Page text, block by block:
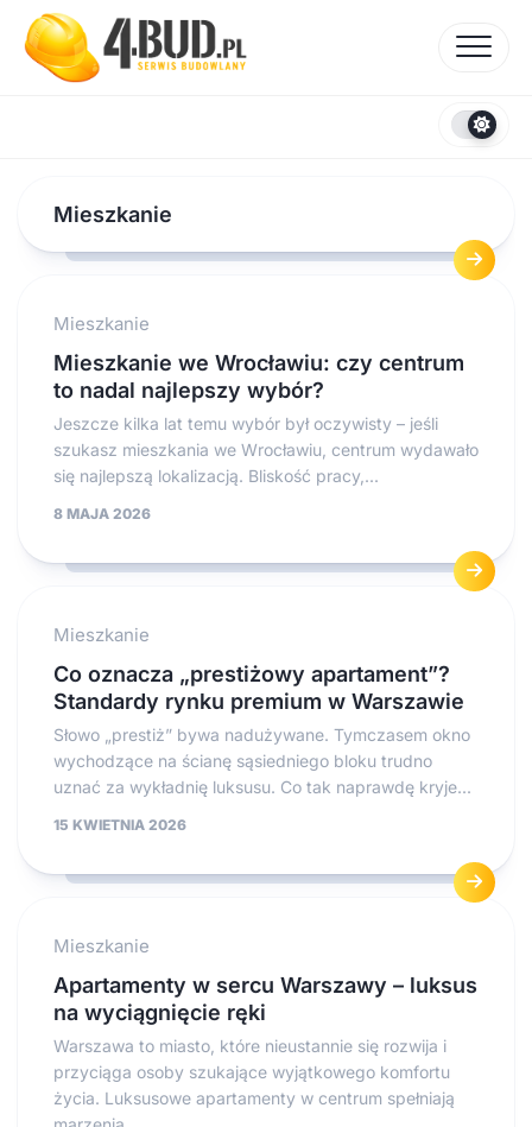
content
Mieszkanie
Mieszkanie
Mieszkanie we Wrocławiu: czy centrum
to nadal najlepszy wybór?
Jeszcze kilka lat temu wybór był oczywisty – jeśli
szukasz mieszkania we Wrocławiu, centrum wydawało
się najlepszą lokalizacją. Bliskość pracy,...
8 MAJA 2026
Mieszkanie
Co oznacza „prestiżowy apartament”?
Standardy rynku premium w Warszawie
Słowo „prestiż” bywa nadużywane. Tymczasem okno
wychodzące na ścianę sąsiedniego bloku trudno
uznać za wykładnię luksusu. Co tak naprawdę kryje...
15 KWIETNIA 2026
Mieszkanie
Apartamenty w sercu Warszawy – luksus
na wyciągnięcie ręki
Warszawa to miasto, które nieustannie się rozwija i
przyciąga osoby szukające wyjątkowego komfortu
życia. Luksusowe apartamenty w centrum spełniają